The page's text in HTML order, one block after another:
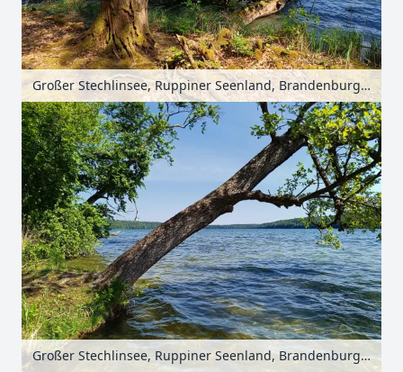
Großer Stechlinsee, Ruppiner Seenland, Brandenburg, Deutschland
Großer Stechlinsee, Ruppiner Seenland, Brandenburg, Deutschland